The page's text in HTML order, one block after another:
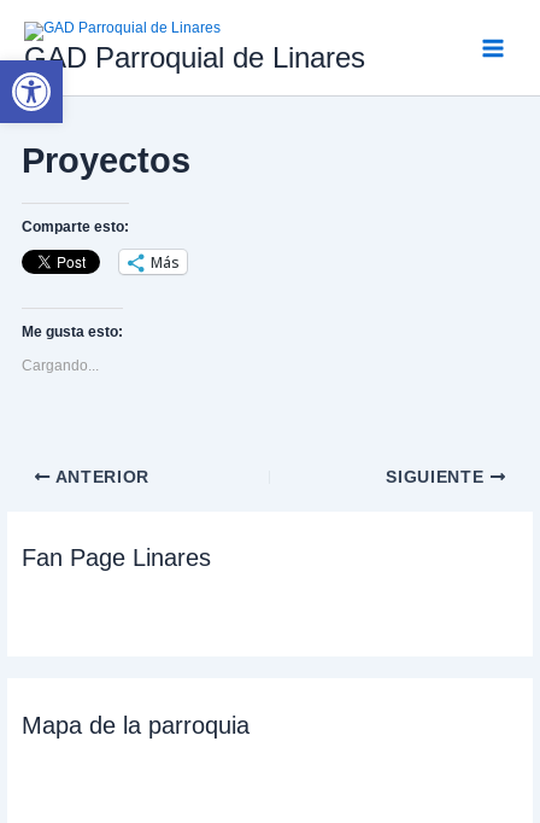
contenido
GAD Parroquial de Linares
Main
Proyectos
Comparte esto:
Más
Me gusta esto:
Cargando...
ANTERIOR SIGUIENTE
Fan Page Linares
Mapa de la parroquia
Abrir barra de herramientas